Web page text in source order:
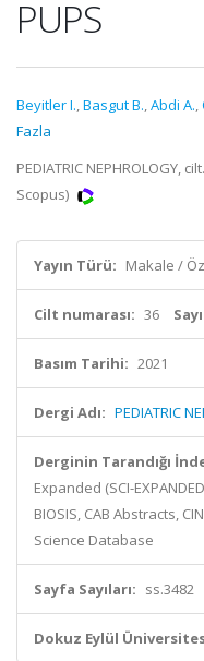
PUPS
Beyitler I.,Basgut B.,Abdi A.,
Fazla
PEDIATRIC NEPHROLOGY,
Scopus)
Yayın Türü: Makale /
Cilt numarası: 36
Basım Tarihi: 2021
Dergi Adı: PEDIATRIC
Derginin Tarandığı
Expanded (SCI-
BIOSIS, CAB Abstracts,
Science Database
Sayfa Sayıları: ss.3482
Dokuz Eylül